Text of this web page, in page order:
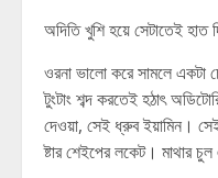
অদিতি খুশি হয়ে সেটাতেই হাত
ওরনা ভালো করে সামলে একটা
টুংটাং শব্দ করতেই হঠাৎ
দেওয়া, সেই ধ্রুব ইয়ামিন।
ষ্টার শেইপের লকেট। মাথার